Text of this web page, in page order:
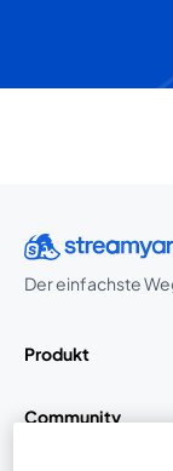
Der einfachste
Produkt
Community